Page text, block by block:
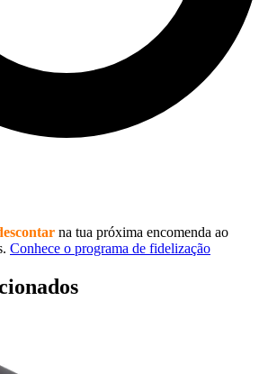
na tua próxima encomenda ao
Conhece o programa de fidelização